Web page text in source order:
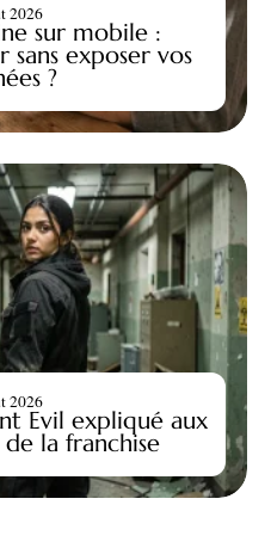
sur mobile :
sans exposer vos
?
2026
Evil expliqué aux
la franchise
2026